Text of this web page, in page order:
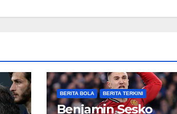
BERITA BOLA BERITA TERKINI
Benjamin Sesko